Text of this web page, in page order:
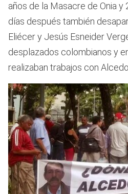
años de la Masacre de Onia y
días después también
Eliécer y Jesús Esneider
desplazados colombianos y
realizaban trabajos con